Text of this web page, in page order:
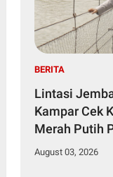
BERITA
Lintasi
Kampar Cek
Merah Putih
August 03, 2026